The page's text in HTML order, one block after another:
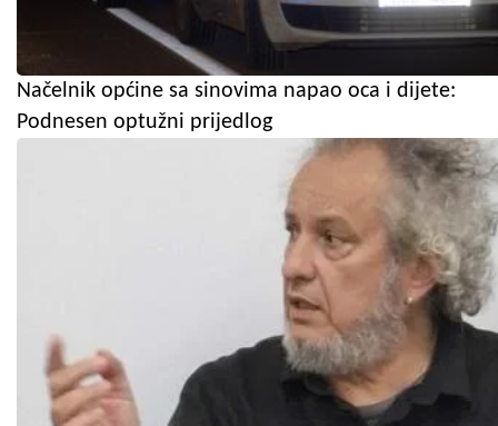
Načelnik općine sa sinovima napao oca i dijete:
Podnesen optužni prijedlog